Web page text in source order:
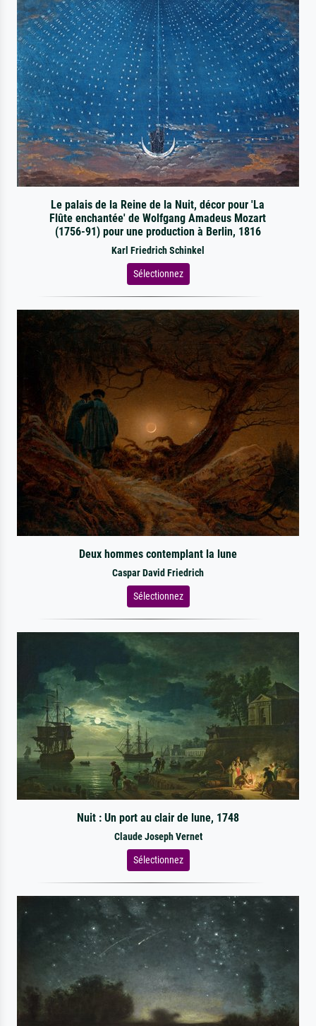
Le palais de la Reine de la Nuit, décor pour 'La
Flûte enchantée' de Wolfgang Amadeus Mozart
(1756-91) pour une production à Berlin, 1816
Karl Friedrich Schinkel
Sélectionnez
Deux hommes contemplant la lune
Caspar David Friedrich
Sélectionnez
Nuit : Un port au clair de lune, 1748
Claude Joseph Vernet
Sélectionnez